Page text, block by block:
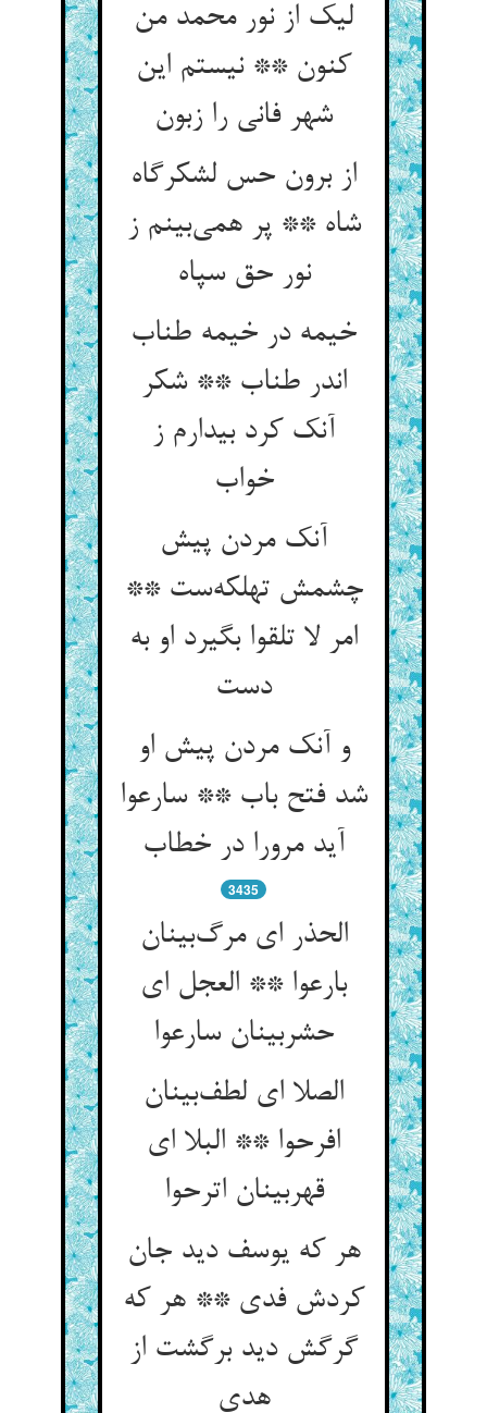
لیک از نور محمد من
کنون ** نیستم این
شهر فانی را زبون
از برون حس لشکرگاه
شاه ** پر همی‌بینم ز
نور حق سپاه
خیمه در خیمه طناب
اندر طناب ** شکر
آنک کرد بیدارم ز
خواب
آنک مردن پیش
چشمش تهلکه‌ست **
امر لا تلقوا بگیرد او به
دست
و آنک مردن پیش او
شد فتح باب ** سارعوا
آید مرورا در خطاب
3435
الحذر ای مرگ‌بینان
بارعوا ** العجل ای
حشربینان سارعوا
الصلا ای لطف‌بینان
افرحوا ** البلا ای
قهربینان اترحوا
هر که یوسف دید جان
کردش فدی ** هر که
گرگش دید برگشت از
هدی